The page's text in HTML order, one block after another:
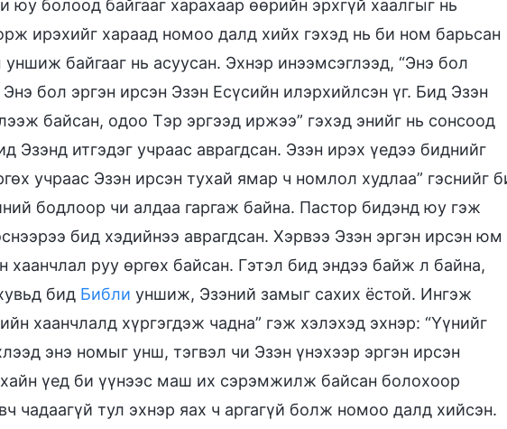
юу болоод байгааг харахаар өөрийн эрхгүй хаалгыг нь
ирэхийг хараад номоо далд хийх гэхэд нь би ном барьсан
байгааг нь асуусан. Эхнэр инээмсэглээд, “Энэ бол
Энэ бол эргэн ирсэн Эзэн Есүсийн илэрхийлсэн үг. Бид Эзэн
байсан, одоо Тэр эргээд иржээ” гэхэд энийг нь сонсоод
Эзэнд итгэдэг учраас аврагдсан. Эзэн ирэх үедээ биднийг
учраас Эзэн ирсэн тухай ямар ч номлол худлаа” гэснийг
бодлоор чи алдаа гаргаж байна. Пастор бидэнд юу гэж
бид хэдийнээ аврагдсан. Хэрвээ Эзэн эргэн ирсэн юм
хаанчлал руу өргөх байсан. Гэтэл бид эндээ байж л байна,
бид Библи уншиж, Эзэний замыг сахих ёстой. Ингэж
хаанчлалд хүргэгдэж чадна” гэж хэлэхэд эхнэр: “Үүнийг
энэ номыг унш, тэгвэл чи Эзэн үнэхээр эргэн ирсэн
үед би үүнээс маш их сэрэмжилж байсан болохоор
чадаагүй тул эхнэр яах ч аргагүй болж номоо далд хийсэн.